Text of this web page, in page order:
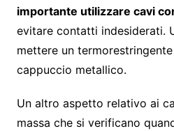
importante utilizzare cavi
evitare contatti indesiderati.
mettere un
cappuccio metallico.
Un altro aspetto relativo ai
massa che si verificano